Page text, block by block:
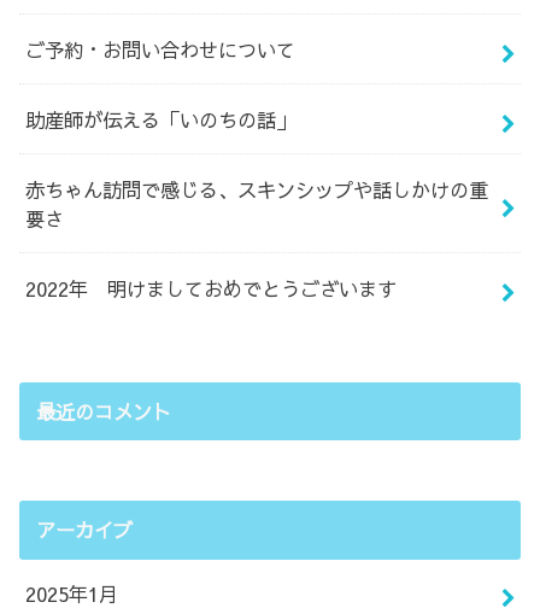
ご予約・お問い合わせについて
助産師が伝える「いのちの話」
赤ちゃん訪問で感じる、スキンシップや話しかけの重
要さ
2022年 明けましておめでとうございます
最近のコメント
アーカイブ
2025年1月